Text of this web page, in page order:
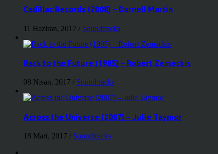
Cadillac Records (2008) – Darnell Martin
11 Haziran, 2017 / Soundtracks
Back to the Future (1985) – Robert Zemeckis
08 Nisan, 2017 / Soundtracks
Across the Universe (2007) – Julie Taymor
18 Mart, 2017 / Soundtracks